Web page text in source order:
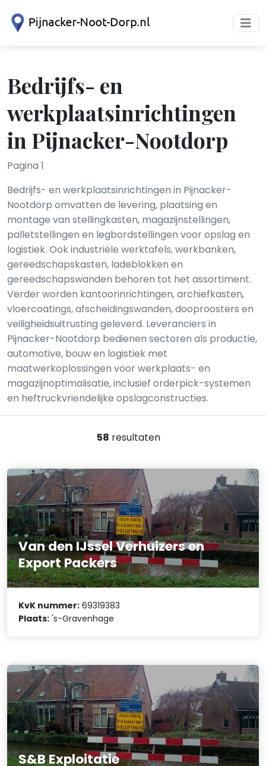
Bedrijfs- en
werkplaatsinrichtingen
in Pijnacker-Nootdorp
Pagina 1
Bedrijfs- en werkplaatsinrichtingen in Pijnacker-
Nootdorp omvatten de levering, plaatsing en
montage van stellingkasten, magazijnstellingen,
palletstellingen en legbordstellingen voor opslag en
logistiek. Ook industriële werktafels, werkbanken,
gereedschapskasten, ladeblokken en
gereedschapswanden behoren tot het assortiment.
Verder worden kantoorinrichtingen, archiefkasten,
vloercoatings, afscheidingswanden, dooproosters en
veiligheidsuitrusting geleverd. Leveranciers in
Pijnacker-Nootdorp bedienen sectoren als productie,
automotive, bouw en logistiek met
maatwerkoplossingen voor werkplaats- en
magazijnoptimalisatie, inclusief orderpick-systemen
en heftruckvriendelijke opslagconstructies.
58 resultaten
Van den IJssel Verhuizers en
Export Packers
KvK nummer: 69319383
Plaats: 's-Gravenhage
S&B Exploitatie